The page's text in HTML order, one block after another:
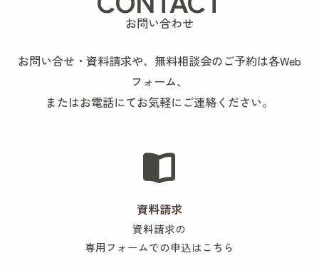
お問い合わせ
お問い合せ・資料請求や、無料相談会のご予約は各Web
フォーム、
またはお電話にてお気軽にご連絡ください。
資料請求
資料請求の
専用フォームでの申込はこちら